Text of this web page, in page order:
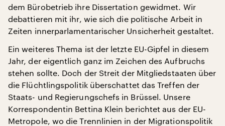
dem Bürobetrieb ihre Dissertation gewidmet. Wir
debattieren mit ihr, wie sich die politische Arbeit in
Zeiten innerparlamentarischer Unsicherheit gestaltet.
Ein weiteres Thema ist der letzte EU-Gipfel in diesem
Jahr, der eigentlich ganz im Zeichen des Aufbruchs
stehen sollte. Doch der Streit der Mitgliedstaaten über
die Flüchtlingspolitik überschattet das Treffen der
Staats- und Regierungschefs in Brüssel. Unsere
Korrespondentin Bettina Klein berichtet aus der EU-
Metropole, wo die Trennlinien in der Migrationspolitik